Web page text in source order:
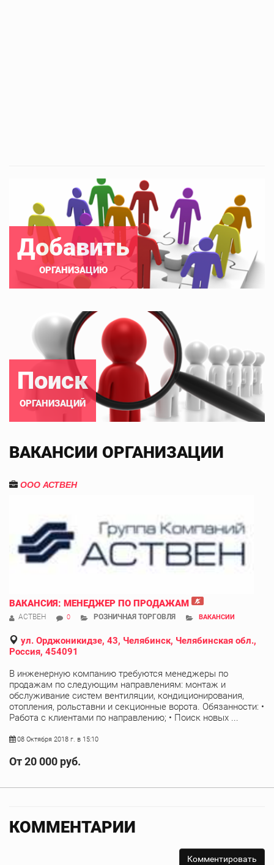
Добавить
ОРГАНИЗАЦИЮ
Поиск
ОРГАНИЗАЦИЙ
ВАКАНСИИ ОРГАНИЗАЦИИ
ООО АСТВЕН
ВАКАНСИЯ: МЕНЕДЖЕР ПО ПРОДАЖАМ
АСТВЕН 0 РОЗНИЧНАЯ ТОРГОВЛЯ ВАКАНСИИ
ул. Орджоникидзе, 43, Челябинск, Челябинская обл.,
Россия, 454091
В инженерную компанию требуются менеджеры по
продажам по следующим направлениям: монтаж и
обслуживание систем вентиляции, кондиционирования,
отопления, рольставни и секционные ворота. Обязанности: •
Работа с клиентами по направлению; • Поиск новых ...
08 Октября 2018 г. в 15:10
От 20 000 руб.
КОММЕНТАРИИ